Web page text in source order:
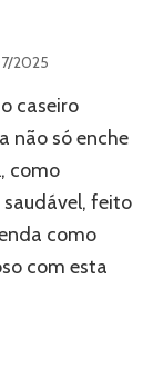
2025
caseiro
não só enche
como
feito
como
com esta